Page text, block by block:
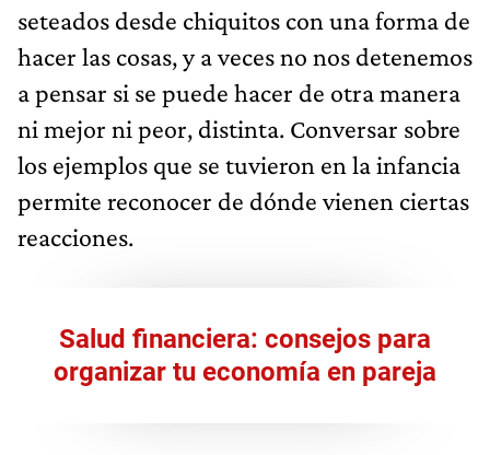
seteados desde chiquitos con una forma de
hacer las cosas, y a veces no nos detenemos
a pensar si se puede hacer de otra manera
ni mejor ni peor, distinta. Conversar sobre
los ejemplos que se tuvieron en la infancia
permite reconocer de dónde vienen ciertas
reacciones.
Salud financiera: consejos para
organizar tu economía en pareja